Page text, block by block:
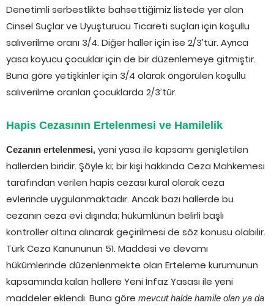
Denetimli serbestlikte bahsettiğimiz listede yer alan
Cinsel Suçlar ve Uyuşturucu Ticareti suçları için koşullu
salıverilme oranı 3/4. Diğer haller için ise 2/3’tür. Ayrıca
yasa koyucu çocuklar için de bir düzenlemeye gitmiştir.
Buna göre yetişkinler için 3/4 olarak öngörülen koşullu
salıverilme oranları çocuklarda 2/3’tür.
Hapis Cezasının Ertelenmesi ve Hamilelik
Cezanın ertelenmesi, yeni yasa ile kapsamı genişletilen
hallerden biridir. Şöyle ki; bir kişi hakkında Ceza Mahkemesi
tarafından verilen hapis cezası kural olarak ceza
evlerinde uygulanmaktadır. Ancak bazı hallerde bu
cezanın ceza evi dışında; hükümlünün belirli başlı
kontroller altına alınarak geçirilmesi de söz konusu olabilir.
Türk Ceza Kanununun 51. Maddesi ve devamı
hükümlerinde düzenlenmekte olan Erteleme kurumunun
kapsamında kalan hallere Yeni İnfaz Yasası ile yeni
maddeler eklendi. Buna göre mevcut halde hamile olan ya da